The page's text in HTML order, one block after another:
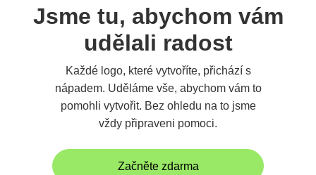
Jsme tu, abychom vám
udělali radost
Každé logo, které vytvoříte, přichází s
nápadem. Uděláme vše, abychom vám to
pomohli vytvořit. Bez ohledu na to jsme
vždy připraveni pomoci.
Začněte zdarma